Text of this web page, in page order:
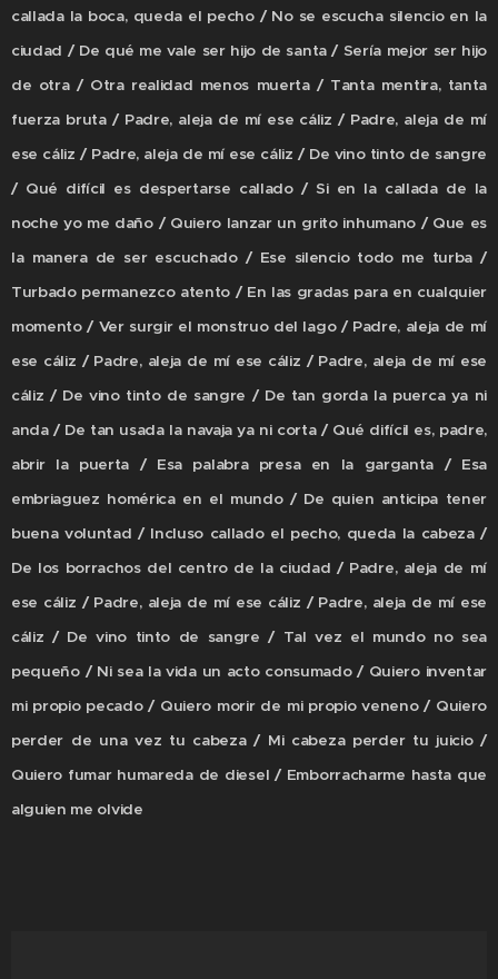
callada la boca, queda el pecho / No se escucha silencio en la
ciudad / De qué me vale ser hijo de santa / Sería mejor ser hijo
de otra / Otra realidad menos muerta / Tanta mentira, tanta
fuerza bruta / Padre, aleja de mí ese cáliz / Padre, aleja de mí
ese cáliz / Padre, aleja de mí ese cáliz / De vino tinto de sangre
/ Qué difícil es despertarse callado / Si en la callada de la
noche yo me daño / Quiero lanzar un grito inhumano / Que es
la manera de ser escuchado / Ese silencio todo me turba /
Turbado permanezco atento / En las gradas para en cualquier
momento / Ver surgir el monstruo del lago / Padre, aleja de mí
ese cáliz / Padre, aleja de mí ese cáliz / Padre, aleja de mí ese
cáliz / De vino tinto de sangre / De tan gorda la puerca ya ni
anda / De tan usada la navaja ya ni corta / Qué difícil es, padre,
abrir la puerta / Esa palabra presa en la garganta / Esa
embriaguez homérica en el mundo / De quien anticipa tener
buena voluntad / Incluso callado el pecho, queda la cabeza /
De los borrachos del centro de la ciudad / Padre, aleja de mí
ese cáliz / Padre, aleja de mí ese cáliz / Padre, aleja de mí ese
cáliz / De vino tinto de sangre / Tal vez el mundo no sea
pequeño / Ni sea la vida un acto consumado / Quiero inventar
mi propio pecado / Quiero morir de mi propio veneno / Quiero
perder de una vez tu cabeza / Mi cabeza perder tu juicio /
Quiero fumar humareda de diesel / Emborracharme hasta que
alguien me olvide